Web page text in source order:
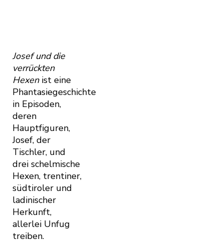
Josef und die
verrückten
Hexenist eine
Phantasiegeschichte
in Episoden,
deren
Hauptfiguren,
Josef, der
Tischler, und
drei schelmische
Hexen, trentiner,
südtiroler und
ladinischer
Herkunft,
allerlei Unfug
treiben.